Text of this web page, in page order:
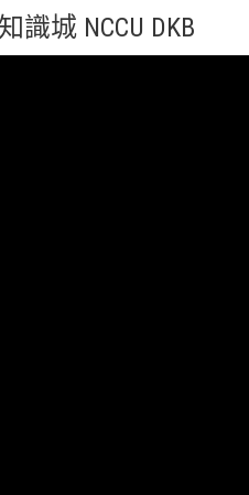
識城 NCCU DKB